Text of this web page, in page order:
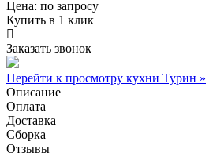
Цена: по запросу
Купить в 1 клик
Заказать звонок
Перейти к просмотру кухни Турин »
Описание
Оплата
Доставка
Сборка
Отзывы